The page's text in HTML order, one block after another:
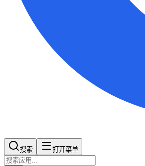
搜索​​​​ 打开菜单